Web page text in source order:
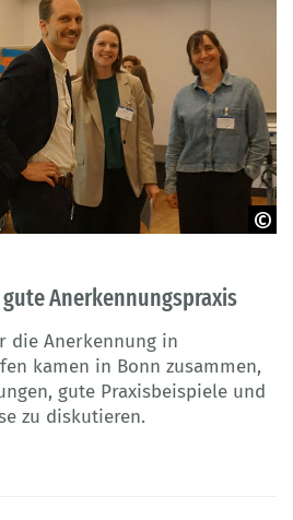
Anerkennungspraxis
die Anerkennung in
kamen in Bonn zusammen,
gute Praxisbeispiele und
zu diskutieren.